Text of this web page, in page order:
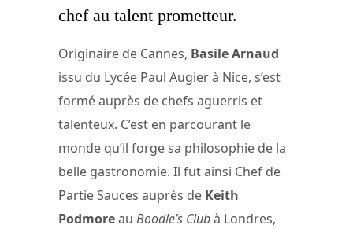
chef au talent prometteur.
Originaire de Cannes, Basile Arnaud
issu du Lycée Paul Augier à Nice, s’est
formé auprès de chefs aguerris et
talenteux. C’est en parcourant le
monde qu’il forge sa philosophie de la
belle gastronomie. Il fut ainsi Chef de
Partie Sauces auprès de Keith
Podmoreau Boodle’s Clubà Londres,